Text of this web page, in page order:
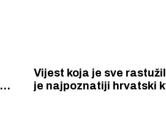
Vijest koja je sve
je najpoznatiji hrvatski